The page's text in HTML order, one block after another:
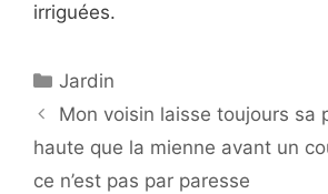
irriguées.
Catégories
Jardin
Mon voisin laisse toujours sa
haute que la mienne avant un
ce n’est pas par paresse